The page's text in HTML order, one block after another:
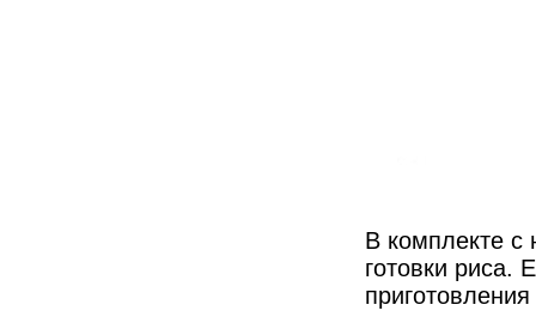
В комплекте с
готовки риса.